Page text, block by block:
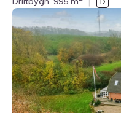
Landejendom:
Lindeborgvej
18,
7560
Hjerm